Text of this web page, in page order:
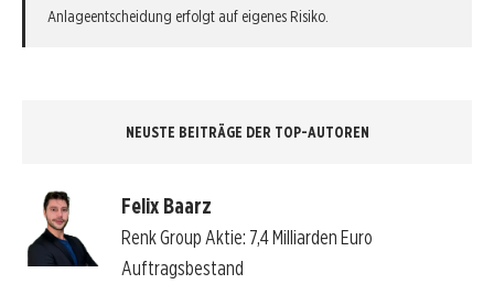
Anlageentscheidung erfolgt auf eigenes Risiko.
NEUSTE BEITRÄGE DER TOP-AUTOREN
Felix Baarz
Renk Group Aktie: 7,4 Milliarden Euro
Auftragsbestand